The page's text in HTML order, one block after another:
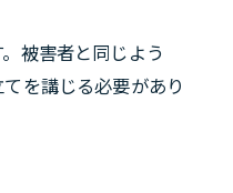
被害者と同じよう
を講じる必要があり